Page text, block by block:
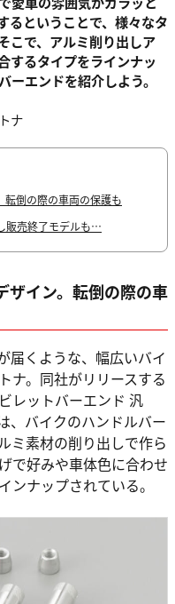
るということで、様々なタ
こで、アルミ削り出しア
するタイプをラインナッ
エンドを紹介しよう。
ナ
転倒の際の車両の保護も
販売終了モデルも…
ザイン。転倒の際の車
届くような、幅広いバイ
ナ。同社がリリースする
レットバーエンド 汎
、バイクのハンドルバー
ミ素材の削り出しで作ら
で好みや車体色に合わせ
ンナップされている。